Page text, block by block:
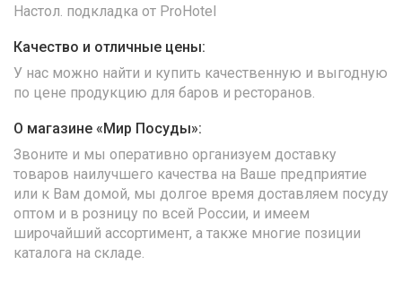
Настол. подкладка от ProHotel
Качество и отличные цены:
У нас можно найти и купить качественную и выгодную
по цене продукцию для баров и ресторанов.
О магазине «Мир Посуды»:
Звоните и мы оперативно организуем доставку
товаров наилучшего качества на Ваше предприятие
или к Вам домой, мы долгое время доставляем посуду
оптом и в розницу по всей России, и имеем
широчайший ассортимент, а также многие позиции
каталога на складе.